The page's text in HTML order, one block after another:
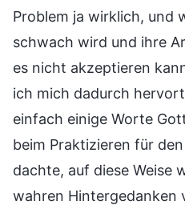
Problem ja wirklich, und
schwach wird und ihre
es nicht akzeptieren
ich mich dadurch
einfach einige Worte
beim Praktizieren für
dachte, auf diese Weise
wahren Hintergedanken